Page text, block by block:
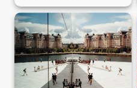
Ταξίδι στο Όσλο → 6
ημέρες από 351€,
αεροπορικά και διαμονή